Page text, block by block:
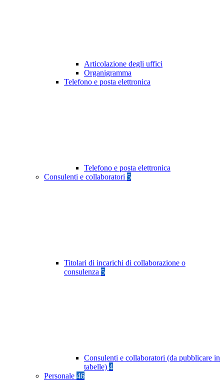
Articolazione degli uffici
Organigramma
Telefono e posta elettronica
Telefono e posta elettronica
Consulenti e collaboratori 5
Titolari di incarichi di collaborazione o
consulenza 5
Consulenti e collaboratori (da pubblicare in
tabelle) 4
Personale 46